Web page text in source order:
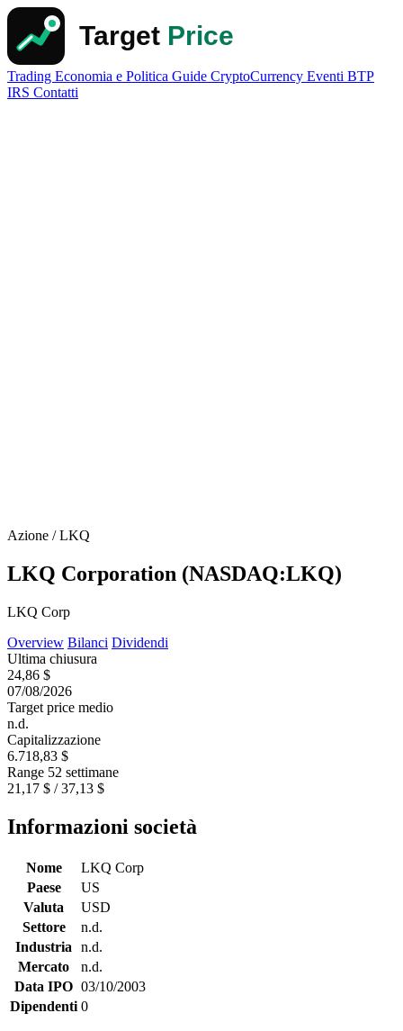
Trading Economia e Politica Guide CryptoCurrency Eventi BTP
IRS Contatti
Azione / LKQ
LKQ Corporation (NASDAQ:LKQ)
LKQ Corp
Overview Bilanci Dividendi
Ultima chiusura
24,86 $
07/08/2026
Target price medio
n.d.
Capitalizzazione
6.718,83 $
Range 52 settimane
21,17 $ / 37,13 $
Informazioni società
Nome
LKQ Corp
Paese
US
Valuta
USD
Settore
n.d.
Industria
n.d.
Mercato
n.d.
Data IPO 03/10/2003
Dipendenti 0